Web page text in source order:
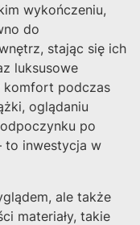
wykończeniu,
do
stając się ich
luksusowe
komfort podczas
oglądaniu
po
to inwestycja w
ale także
materiały, takie